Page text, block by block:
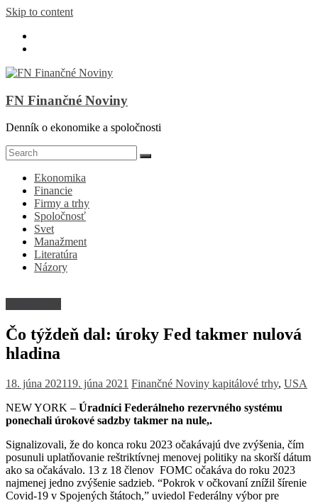
Skip to content
FN Finančné Noviny
Denník o ekonomike a spoločnosti
Ekonomika
Financie
Firmy a trhy
Spoločnosť
Svet
Manažment
Literatúra
Názory
Čo týždeň dal: úroky Fed takmer nulová
hladina
18. júna 202119. júna 2021 Finančné Noviny kapitálové trhy, USA
NEW YORK – Úradníci Federálneho rezervného systému
ponechali úrokové sadzby takmer na nule,.
Signalizovali, že do konca roku 2023 očakávajú dve zvýšenia, čím
posunuli uplatňovanie reštriktívnej menovej politiky na skorší dátum
ako sa očakávalo. 13 z 18 členov FOMC očakáva do roku 2023
najmenej jedno zvýšenie sadzieb. “Pokrok v očkovaní znížil šírenie
Covid-19 v Spojených štátoch,” uviedol Federálny výbor pre